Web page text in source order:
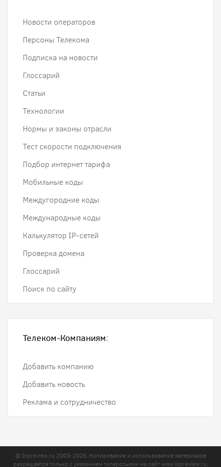
Новости операторов
Персоны Телекома
Подписка на новости
Глоссарий
Статьи
Технологии
Нормы и законы отрасли
Тест скорости подключения
Подбор интернет тарифа
Мобильные коды
Междугородние коды
Международные коды
Калькулятор IP-сетей
Проверка домена
Глоссарий
Поиск по сайту
Телеком-Компаниям:
Добавить компанию
Добавить новость
Реклама и сотрудничество
© Ispreview.ru 2003-2026. Копирование и использование материалов
разрешается только с указанием гиперссылки на сайтwww.ispreview.ru,